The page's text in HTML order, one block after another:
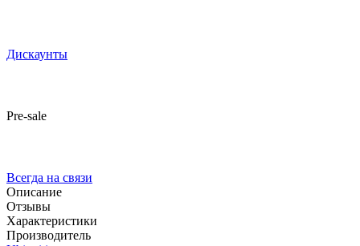
Дискаунты
Pre-sale
Всегда на связи
Описание
Отзывы
Характеристики
Производитель